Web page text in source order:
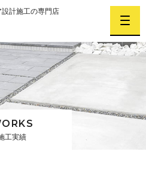
計施工の専門店
工実績